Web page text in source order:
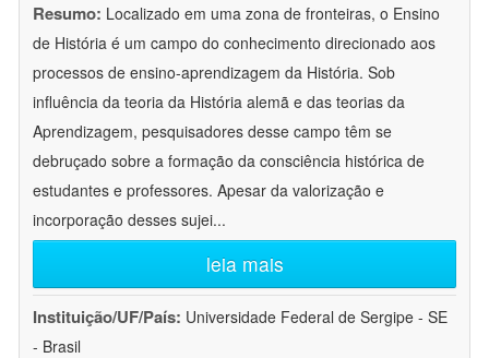
Resumo: Localizado em uma zona de fronteiras, o Ensino
de História é um campo do conhecimento direcionado aos
processos de ensino-aprendizagem da História. Sob
influência da teoria da História alemã e das teorias da
Aprendizagem, pesquisadores desse campo têm se
debruçado sobre a formação da consciência histórica de
estudantes e professores. Apesar da valorização e
incorporação desses sujei...
leia mais
Instituição/UF/País: Universidade Federal de Sergipe - SE
- Brasil